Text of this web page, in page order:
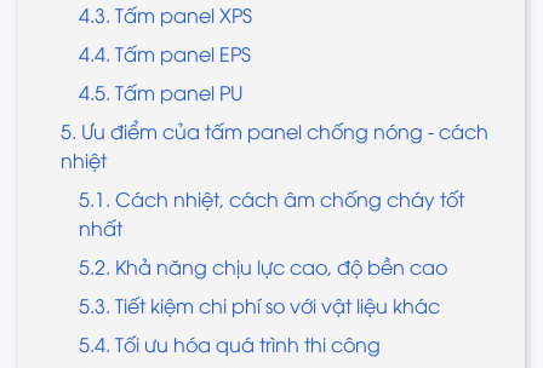
4.3. Tấm panel XPS
4.4. Tấm panel EPS
4.5. Tấm panel PU
5. Ưu điểm của tấm panel chống nóng - cách
nhiệt
5.1. Cách nhiệt, cách âm chống cháy tốt
nhất
5.2. Khả năng chịu lực cao, độ bền cao
5.3. Tiết kiệm chi phí so với vật liệu khác
5.4. Tối ưu hóa quá trình thi công